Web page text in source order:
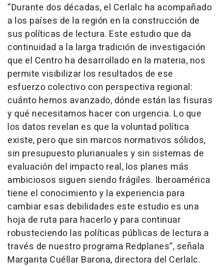
“Durante dos décadas, el Cerlalc ha acompañado
a los países de la región en la construcción de
sus políticas de lectura. Este estudio que da
continuidad a la larga tradición de investigación
que el Centro ha desarrollado en la materia, nos
permite visibilizar los resultados de ese
esfuerzo colectivo con perspectiva regional:
cuánto hemos avanzado, dónde están las fisuras
y qué necesitamos hacer con urgencia. Lo que
los datos revelan es que la voluntad política
existe, pero que sin marcos normativos sólidos,
sin presupuesto plurianuales y sin sistemas de
evaluación del impacto real, los planes más
ambiciosos siguen siendo frágiles. Iberoamérica
tiene el conocimiento y la experiencia para
cambiar esas debilidades este estudio es una
hoja de ruta para hacerlo y para continuar
robusteciendo las políticas públicas de lectura a
través de nuestro programa Redplanes”, señala
Margarita Cuéllar Barona, directora del Cerlalc.